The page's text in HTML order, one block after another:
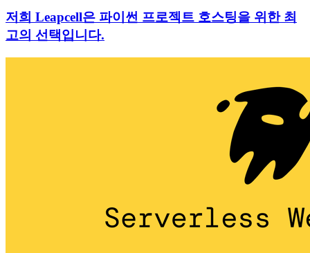
저희 Leapcell은 파이썬 프로젝트 호스팅을 위한 최
고의 선택입니다.